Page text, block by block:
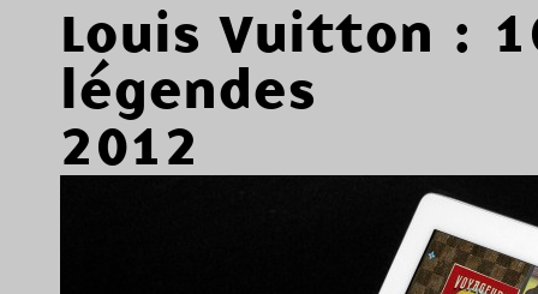
Louis Vuitton :
légendes
2012